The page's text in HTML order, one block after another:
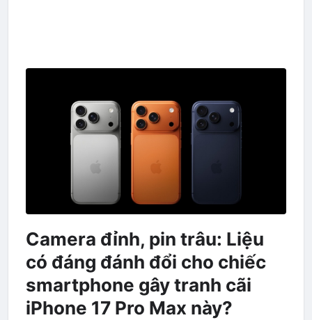
Camera đỉnh, pin trâu: Liệu
có đáng đánh đổi cho chiếc
smartphone gây tranh cãi
iPhone 17 Pro Max này?